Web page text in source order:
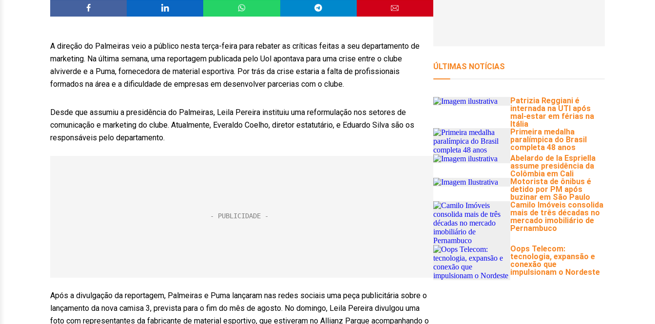
A direção do Palmeiras veio a público nesta terça-feira para rebater as críticas feitas a seu departamento de
marketing. Na última semana, uma reportagem publicada pelo Uol apontava para uma crise entre o clube
alviverde e a Puma, fornecedora de material esportiva. Por trás da crise estaria a falta de profissionais
formados na área e a dificuldade de empresas em desenvolver parcerias com o clube.
Desde que assumiu a presidência do Palmeiras, Leila Pereira instituiu uma reformulação nos setores de
comunicação e marketing do clube. Atualmente, Everaldo Coelho, diretor estatutário, e Eduardo Silva são os
responsáveis pelo departamento.
Após a divulgação da reportagem, Palmeiras e Puma lançaram nas redes sociais uma peça publicitária sobre o
lançamento da nova camisa 3, prevista para o fim do mês de agosto. No domingo, Leila Pereira divulgou uma
foto com representantes da fabricante de material esportivo, que estiveram no Allianz Parque acompanhando o